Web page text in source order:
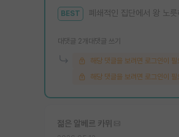
BEST 폐쇄적인 집단에서 왕 노
대댓글 2개 대댓글 쓰기
해당 댓글을 보려면 로그인이 필
해당 댓글을 보려면 로그인이 필
젊은 알베르 카뮈